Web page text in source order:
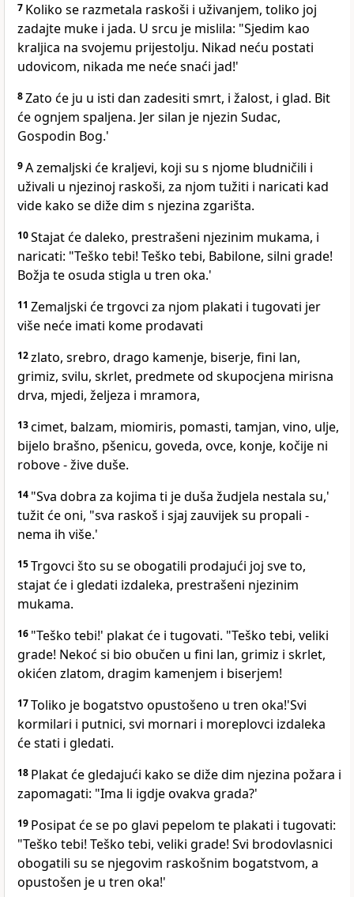
7 Koliko se razmetala raskoši i uživanjem, toliko joj
zadajte muke i jada. U srcu je mislila: "Sjedim kao
kraljica na svojemu prijestolju. Nikad neću postati
udovicom, nikada me neće snaći jad!'
8Zato će ju u isti dan zadesiti smrt, i žalost, i glad. Bit
će ognjem spaljena. Jer silan je njezin Sudac,
Gospodin Bog.'
9A zemaljski će kraljevi, koji su s njome bludničili i
uživali u njezinoj raskoši, za njom tužiti i naricati kad
vide kako se diže dim s njezina zgarišta.
10Stajat će daleko, prestrašeni njezinim mukama, i
naricati: "Teško tebi! Teško tebi, Babilone, silni grade!
Božja te osuda stigla u tren oka.'
11 Zemaljski će trgovci za njom plakati i tugovati jer
više neće imati kome prodavati
12zlato, srebro, drago kamenje, biserje, fini lan,
grimiz, svilu, skrlet, predmete od skupocjena mirisna
drva, mjedi, željeza i mramora,
13cimet, balzam, miomiris, pomasti, tamjan, vino, ulje,
bijelo brašno, pšenicu, goveda, ovce, konje, kočije ni
robove - žive duše.
14 "Sva dobra za kojima ti je duša žudjela nestala su,'
tužit će oni, "sva raskoš i sjaj zauvijek su propali -
nema ih više.'
15Trgovci što su se obogatili prodajući joj sve to,
stajat će i gledati izdaleka, prestrašeni njezinim
mukama.
16 "Teško tebi!' plakat će i tugovati. "Teško tebi, veliki
grade! Nekoć si bio obučen u fini lan, grimiz i skrlet,
okićen zlatom, dragim kamenjem i biserjem!
17Toliko je bogatstvo opustošeno u tren oka!'Svi
kormilari i putnici, svi mornari i moreplovci izdaleka
će stati i gledati.
18 Plakat će gledajući kako se diže dim njezina požara i
zapomagati: "Ima li igdje ovakva grada?'
19 Posipat će se po glavi pepelom te plakati i tugovati:
"Teško tebi! Teško tebi, veliki grade! Svi brodovlasnici
obogatili su se njegovim raskošnim bogatstvom, a
opustošen je u tren oka!'